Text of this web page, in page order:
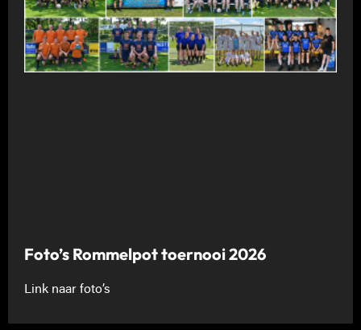
Foto’s Rommelpot toernooi 2026
Link naar foto’s